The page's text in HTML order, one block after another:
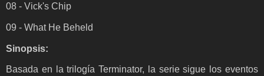
08 - Vick's Chip
09 - What He Beheld
Sinopsis:
Basada en la trilogía Terminator, la serie sigue los eventos